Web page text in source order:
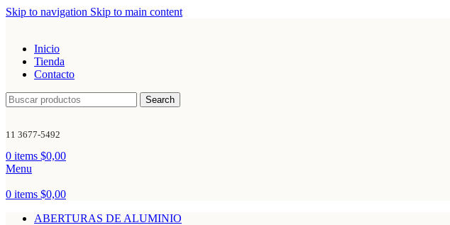
Skip to navigation Skip to main content
Inicio
Tienda
Contacto
Search
11 3677-5492
0 items $0,00
Menu
0 items $0,00
ABERTURAS DE ALUMINIO